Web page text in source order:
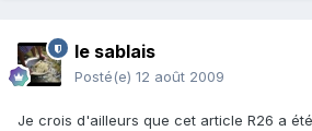
le sablais
Posté(e) 12 août 2009
Je crois d'ailleurs que cet article R26 a